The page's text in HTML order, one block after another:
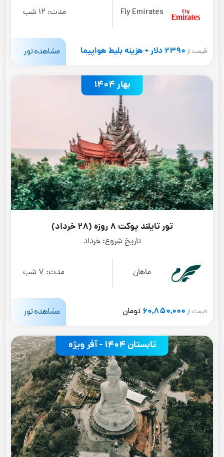
Fly Emirates مدت: 12 شب
قیمت از 2390 دلار + هزینه بلیط هواپیما مشاهده تور
بهار 1404
تور تایلند پوکت 8 روزه (28 خرداد)
تاریخ شروع: خرداد
ماهان مدت: 7 شب
قیمت از 60,850,000 تومان مشاهده تور
تابستان 1404 - آفر ویژه